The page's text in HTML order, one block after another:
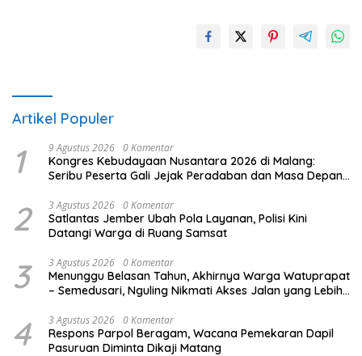
Artikel Populer
1 9 Agustus 2026 0 Komentar
Kongres Kebudayaan Nusantara 2026 di Malang:
Seribu Peserta Gali Jejak Peradaban dan Masa Depan
2 3 Agustus 2026 0 Komentar
Satlantas Jember Ubah Pola Layanan, Polisi Kini
Datangi Warga di Ruang Samsat
3 3 Agustus 2026 0 Komentar
Menunggu Belasan Tahun, Akhirnya Warga Watuprapat
– Semedusari, Nguling Nikmati Akses Jalan yang Lebih
4 3 Agustus 2026 0 Komentar
Respons Parpol Beragam, Wacana Pemekaran Dapil
Pasuruan Diminta Dikaji Matang